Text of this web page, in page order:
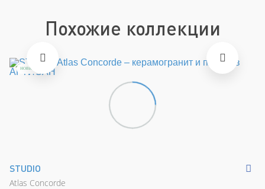
Похожие коллекции
НОВИНКА
STUDIO
Atlas Concorde